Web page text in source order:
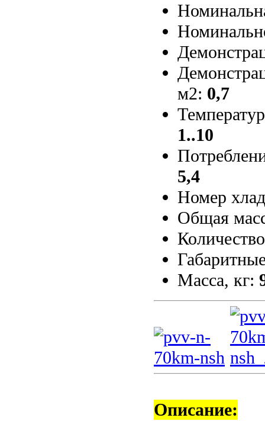
м2: 0,7
1..10
5,4
Номер
Общая
Масса, кг:
Описание: